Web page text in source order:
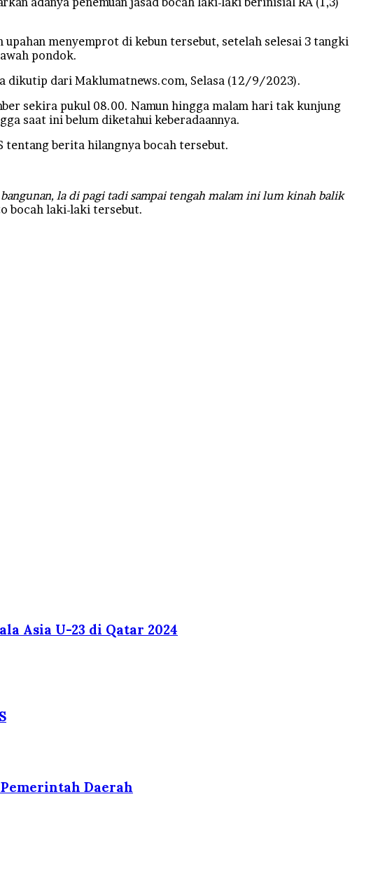
menyemprot di kebun tersebut, setelah selesai 3 tangki
pondok.
dikutip dari Maklumatnews.com, Selasa (12/9/2023).
sekira pukul 08.00. Namun hingga malam hari tak kunjung
saat ini belum diketahui keberadaannya.
tentang berita hilangnya bocah tersebut.
la di pagi tadi sampai tengah malam ini lum kinah balik
bocah laki-laki tersebut.
Asia U-23 di Qatar 2024
Daerah